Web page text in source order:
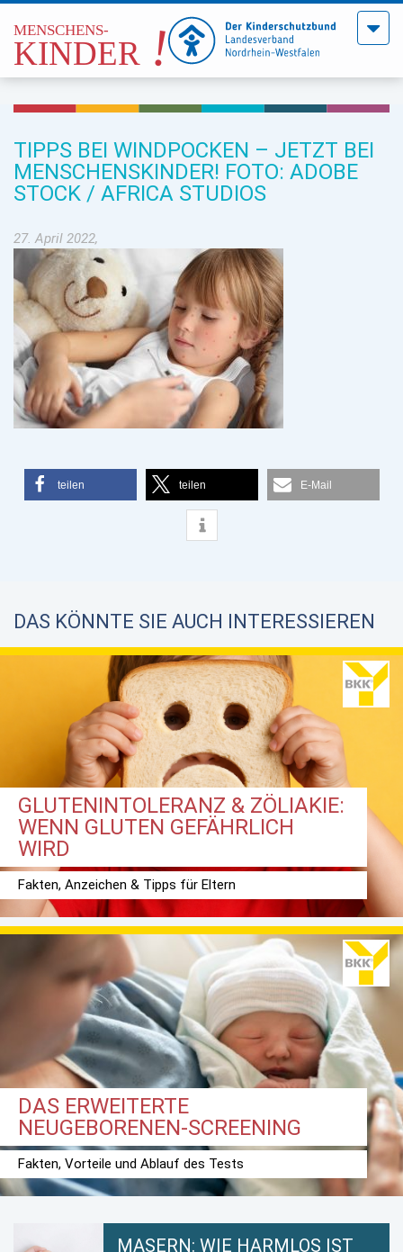
Menü
TIPPS BEI WINDPOCKEN – JETZT BEI
MENSCHENSKINDER! FOTO: ADOBE
STOCK / AFRICA STUDIOS
27. April 2022,
teilen teilen E-Mail
DAS KÖNNTE SIE AUCH INTERESSIEREN
GLUTENINTOLERANZ & ZÖLIAKIE:
WENN GLUTEN GEFÄHRLICH
WIRD
Fakten, Anzeichen & Tipps für Eltern
DAS ERWEITERTE
NEUGEBORENEN-SCREENING
Fakten, Vorteile und Ablauf des Tests
MASERN: WIE HARMLOS IST